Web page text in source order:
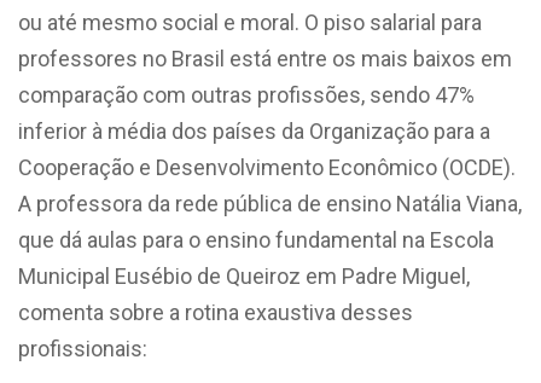
ou até mesmo social e moral. O piso salarial para
professores no Brasil está entre os mais baixos em
comparação com outras profissões, sendo 47%
inferior à média dos países da Organização para a
Cooperação e Desenvolvimento Econômico (OCDE).
A professora da rede pública de ensino Natália Viana,
que dá aulas para o ensino fundamental na Escola
Municipal Eusébio de Queiroz em Padre Miguel,
comenta sobre a rotina exaustiva desses
profissionais: